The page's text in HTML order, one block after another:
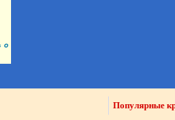
Популярные